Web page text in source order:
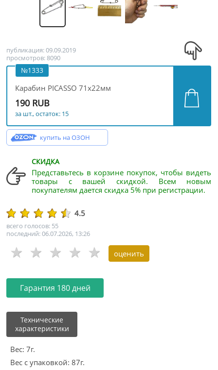
публикация: 09.09.2019
просмотров: 8090
№1333
Карабин PICASSO 71х22мм
190 RUB
за шт., остаток: 15
купить на ОЗОН
СКИДКА
Представьтесь в корзине покупок, чтобы видеть
товары с вашей скидкой. Всем новым
покупателям дается скидка 5% при регистрации.
4.5
всего голосов: 55
последний: 06.07.2026, 13:26
Гарантия 180 дней
Технические
характеристики
Вес: 7г.
Вес с упаковкой: 87г.